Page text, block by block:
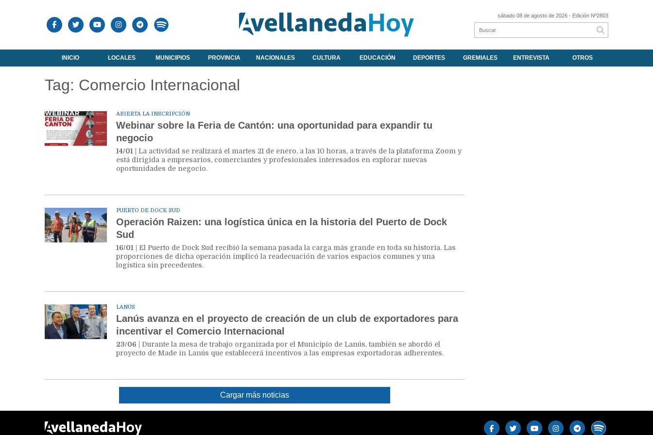
sábado 08 de agosto de 2026 - Edición Nº2803
INICIO LOCALES MUNICIPIOS PROVINCIA NACIONALES CULTURA EDUCACIÓN DEPORTES GREMIALES ENTREVISTA OTROS
Tag: Comercio Internacional
ABIERTA LA INSCRIPCIÓN
Webinar sobre la Feria de Cantón: una oportunidad para expandir tu
negocio
14/01
| La actividad se realizará el martes 21 de enero, a las 10 horas, a través de la plataforma Zoom y
está dirigida a empresarios, comerciantes y profesionales interesados en explorar nuevas
oportunidades de negocio.
PUERTO DE DOCK SUD
Operación Raizen: una logística única en la historia del Puerto de Dock
Sud
16/01
| El Puerto de Dock Sud recibió la semana pasada la carga más grande en toda su historia. Las
proporciones de dicha operación implicó la readecuación de varios espacios comunes y una
logística sin precedentes.
LANÚS
Lanús avanza en el proyecto de creación de un club de exportadores para
incentivar el Comercio Internacional
23/06 | Durante la mesa de trabajo organizada por el Municipio de Lanús, también se abordó el
proyecto de Made in Lanús que establecerá incentivos a las empresas exportadoras adherentes.
Cargar más noticias